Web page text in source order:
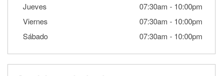
Jueves
07:30am - 10:00pm
Viernes
07:30am - 10:00pm
Sábado
07:30am - 10:00pm